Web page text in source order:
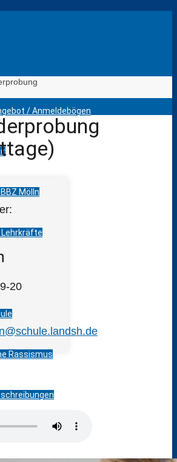
/ Anmeldebögen
Mölln
Lehrkräfte
Rassismus
20